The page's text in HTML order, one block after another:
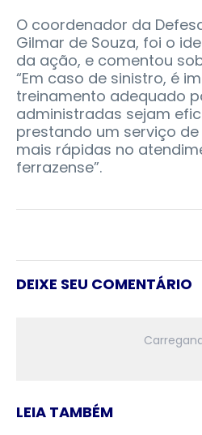
O coordenador da
Gilmar de Souza, foi o
da ação, e comentou
“Em caso de sinistro, é
treinamento adequado
administradas sejam
prestando um serviço
mais rápidas no
ferrazense”.
DEIXE SEU COMENTÁRIO
LEIA TAMBÉM